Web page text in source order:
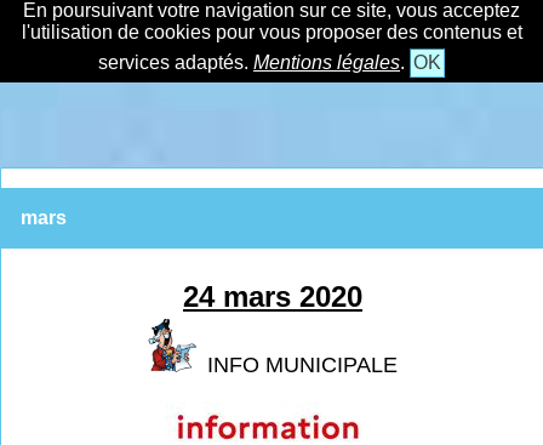
En poursuivant votre navigation sur ce site, vous acceptez
l'utilisation de cookies pour vous proposer des contenus et
services adaptés. Mentions légales. OK
mars
24 mars 2020
INFO MUNICIPALE